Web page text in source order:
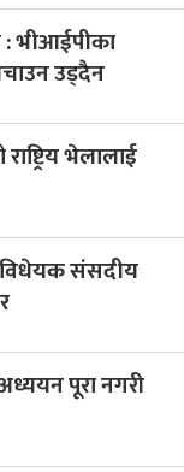
: भीआईपीका
उड्दैन
भेलालाई
विधेयक संसदीय
पूरा नगरी